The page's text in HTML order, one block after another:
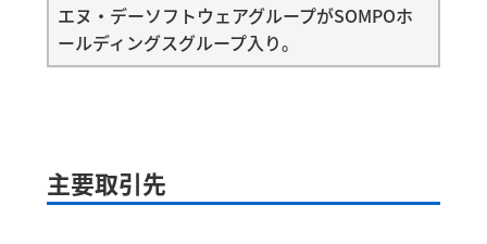
エヌ・デーソフトウェアグループがSOMPOホ
ールディングスグループ入り。
主要取引先